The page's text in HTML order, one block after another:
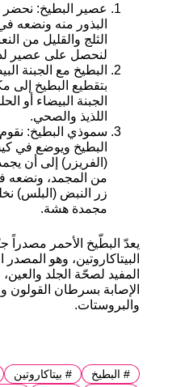
عصير البطيخ: نحضر
البذور منه ونضعه
الثلج والقليل من
لنحصل على عصير
البطيخ مع الجبنة
بتقطيع البطيخ إلى
الجبنة البيضاء أو
اللذيذ والصحي.
سموذي البطيخ: نقوم
البطيخ ويوضع في
من المجمد، ونضعه
زر النبض (البلس)
مجمدة هشة.
يعدّ البطّيخ الأحمر مصدراً
البيتاكاروتين، وهو
المفيد لصحّة الجلد
الإصابة بسرطان القولون
والبروستات.
#البطيخ #بيتاكاروتين